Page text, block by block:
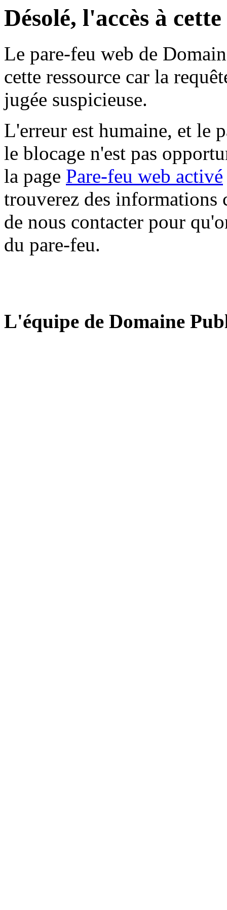
Désolé, l'accès à
Le pare-feu web de
cette ressource car la
jugée suspicieuse.
L'erreur est humaine, et le
le blocage n'est pas
la page Pare-feu web activé
trouverez des informations
de nous contacter pour
du pare-feu.
L'équipe de Domaine